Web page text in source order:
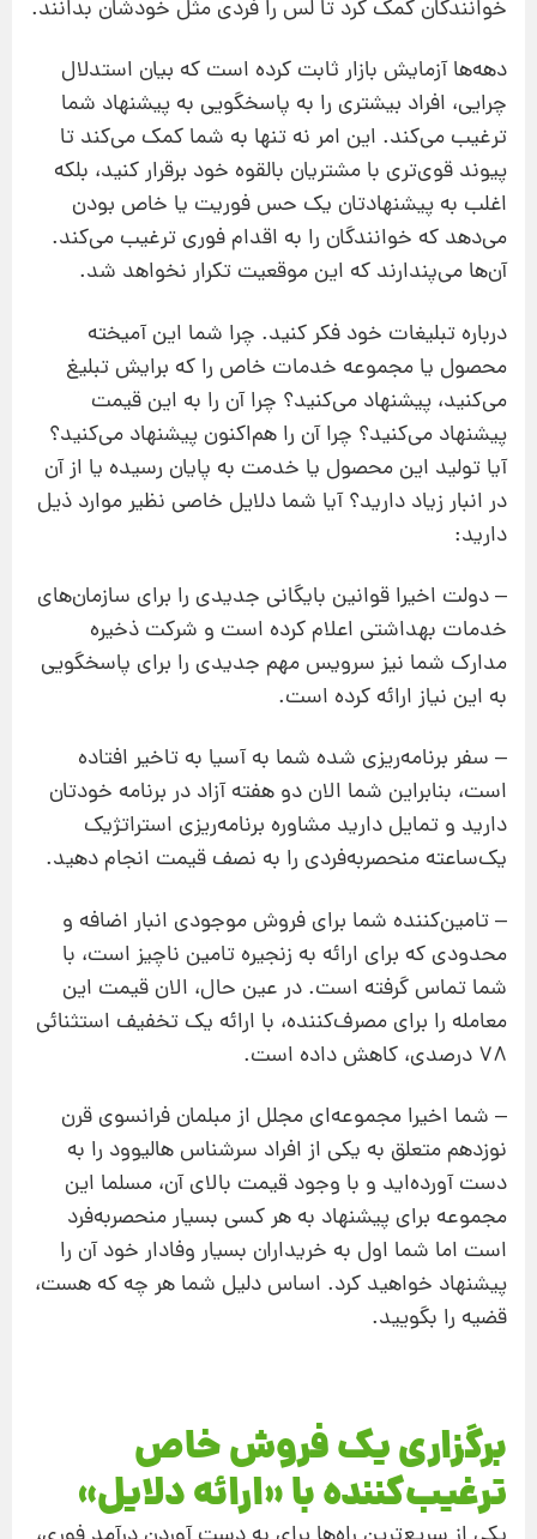
خوانندگان کمک کرد تا لس را فردی مثل خودشان بدانند.
دهه‌ها آزمایش بازار ثابت کرده است که بیان استدلال
چرایی، افراد بیشتری را به پاسخگویی به پیشنهاد شما
ترغیب می‌کند. این امر نه تنها به شما کمک می‌کند تا
پیوند قوی‌تری با مشتریان بالقوه خود برقرار کنید، بلکه
اغلب به پیشنهادتان یک حس فوریت یا خاص بودن
می‌دهد که خوانندگان را به اقدام فوری ترغیب می‌کند.
آن‌ها می‌پندارند که این موقعیت تکرار نخواهد شد.
درباره تبلیغات خود فکر کنید. چرا شما این آمیخته
محصول یا مجموعه خدمات خاص را که برایش تبلیغ
می‌کنید، پیشنهاد می‌کنید؟ چرا آن را به این قیمت
پیشنهاد می‌کنید؟ چرا آن را هم‌اکنون پیشنهاد می‌کنید؟
آیا تولید این محصول یا خدمت به پایان رسیده یا از آن
در انبار زیاد دارید؟ آیا شما دلایل خاصی نظیر موارد ذیل
دارید:
– دولت اخیرا قوانین بایگانی جدیدی را برای سازمان‌های
خدمات بهداشتی اعلام کرده است و شرکت ذخیره
مدارک شما نیز سرویس مهم جدیدی را برای پاسخگویی
به این نیاز ارائه کرده‌ است.
– سفر برنامه‌ریزی شده شما به آسیا به تاخیر افتاده
است، بنابراین شما الان دو هفته آزاد در برنامه خودتان
دارید و تمایل دارید مشاوره برنامه‌ریزی استراتژیک
یک‌ساعته منحصربه‌فردی را به نصف قیمت انجام دهید.
– تامین‌کننده شما برای فروش موجودی انبار اضافه و
محدودی که برای ارائه به زنجیره تامین ناچیز است، با
شما تماس گرفته است. در عین حال، الان قیمت این
معامله را برای مصرف‌کننده، با ارائه یک تخفیف استثنائی
78 درصدی، کاهش داده است.
– شما اخیرا مجموعه‌ای مجلل از مبلمان فرانسوی قرن
نوزدهم متعلق به یکی از افراد سرشناس هالیوود را به
دست آورده‌اید و با وجود قیمت بالای آن، مسلما این
مجموعه برای پیشنهاد به هر کسی بسیار منحصربه‌فرد
است اما شما اول به خریداران بسیار وفادار خود آن را
پیشنهاد خواهید کرد. اساس دلیل شما هر چه که هست،
قضیه را بگویید.
برگزاری یک فروش خاص
ترغیب‌کننده با «ارائه دلایل»